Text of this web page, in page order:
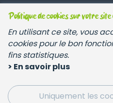
Politique de cookies sur votre site
En utilisant ce site, vous
cookies pour le bon
fins statistiques.
> En savoir plus
Uniquement les